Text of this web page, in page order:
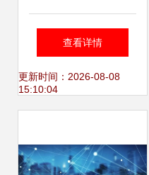
网数据服务 共筑智
能制造的基石
查看详情
更新时间：2026-08-08
15:10:04